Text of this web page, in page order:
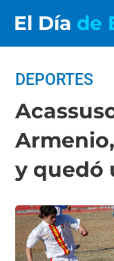
El Día de
DEPORTES
y quedó